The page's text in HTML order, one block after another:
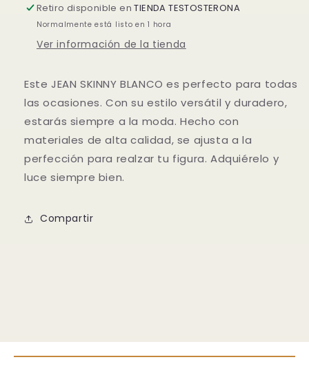
Retiro disponible enTIENDA TESTOSTERONA
Normalmente está listo en 1 hora
Ver información de la tienda
Este JEAN SKINNY BLANCO es perfecto para todas
las ocasiones. Con su estilo versátil y duradero,
estarás siempre a la moda. Hecho con
materiales de alta calidad, se ajusta a la
perfección para realzar tu figura. Adquiérelo y
luce siempre bien.
Compartir